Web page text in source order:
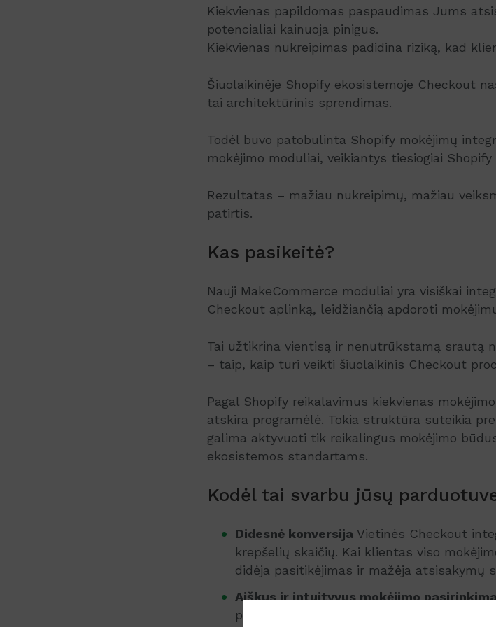
Kiekvienas papildomas paspaudimas Jums
potencialiai kainuoja pinigus.
Kiekvienas nukreipimas padidina riziką, kad
Šiuolaikinėje Shopify ekosistemoje Checkout
tai architektūrinis sprendimas.
Todėl buvo patobulinta Shopify mokėjimų
mokėjimo moduliai, veikiantys tiesiogiai
Rezultatas – mažiau nukreipimų, mažiau
patirtis.
Kas pasikeitė?
Nauji MakeCommerce moduliai yra visiškai
Checkout aplinką, leidžiančią apdoroti
Tai užtikrina vientisą ir nenutrūkstamą srautą
– taip, kaip turi veikti šiuolaikinis Checkout
Pagal Shopify reikalavimus kiekvienas
atskira programėlė. Tokia struktūra suteikia
galima aktyvuoti tik reikalingus mokėjimo
ekosistemos standartams.
Kodėl tai svarbu jūsų
Didesnė konversija Vietinės Checkout
krepšelių skaičių. Kai klientas viso
didėja pasitikėjimas ir mažėja atsisakymų
Aiškus ir intuityvus mokėjimo
pageidaujamą mokėjimo būdą be